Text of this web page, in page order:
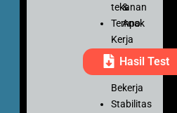
tekanan
Tempo
Kerja
Ketelitian
Motivasi
Bekerja
Stabilitas
&
Anak
Hasil Test